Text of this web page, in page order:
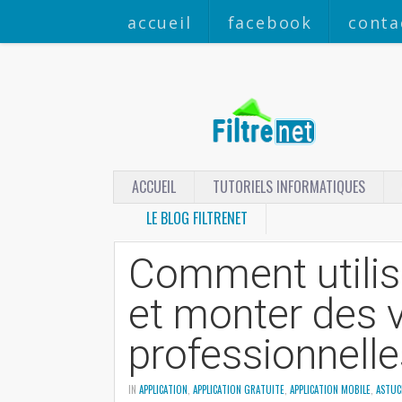
accueil facebook
ACCUEIL TUTORIELS INFORMATIQUES
LE BLOG FILTRENET
Comment
et monter des
IN APPLICATION APPLICATION GRATUITE APPLICATION MOBILE